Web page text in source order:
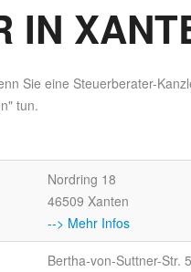
IN
Sie eine Steuerberater-
tun.
Nordring 18
46509 Xanten
--> Mehr Infos
Bertha-von-Suttner-Str. 5